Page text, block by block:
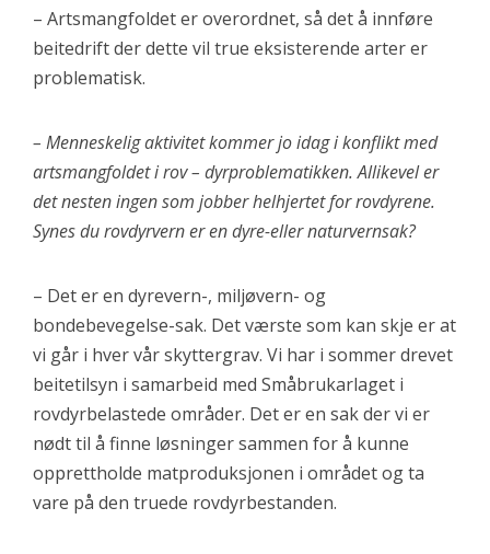
– Artsmangfoldet er overordnet, så det å innføre
beitedrift der dette vil true eksisterende arter er
problematisk.
– Menneskelig aktivitet kommer jo idag i konflikt med
artsmangfoldet i rov – dyrproblematikken. Allikevel er
det nesten ingen som jobber helhjertet for rovdyrene.
Synes du rovdyrvern er en dyre-eller naturvernsak?
– Det er en dyrevern-, miljøvern- og
bondebevegelse-sak. Det værste som kan skje er at
vi går i hver vår skyttergrav. Vi har i sommer drevet
beitetilsyn i samarbeid med Småbrukarlaget i
rovdyrbelastede områder. Det er en sak der vi er
nødt til å finne løsninger sammen for å kunne
opprettholde matproduksjonen i området og ta
vare på den truede rovdyrbestanden.